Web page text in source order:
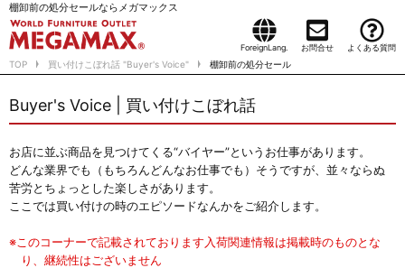
棚卸前の処分セールならメガマックス
ForeignLang. お問合せ よくある質問
TOP 買い付けこぼれ話 "Buyer's Voice" 棚卸前の処分セール
Buyer's Voice | 買い付けこぼれ話
お店に並ぶ商品を見つけてくる“バイヤー”というお仕事があります。
どんな業界でも（もちろんどんなお仕事でも）そうですが、並々ならぬ
苦労とちょっとした楽しさがあります。
ここでは買い付けの時のエピソードなんかをご紹介します。
※このコーナーで記載されております入荷関連情報は掲載時のものとな
り、継続性はございません